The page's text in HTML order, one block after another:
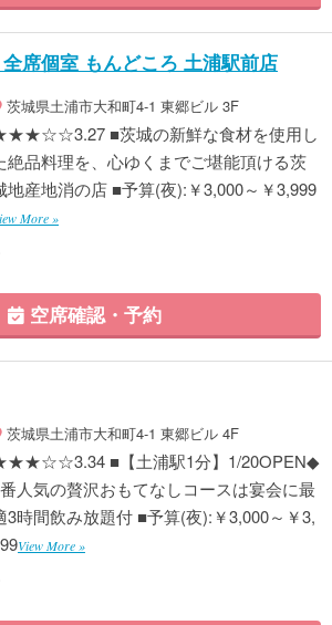
席個室 もんどころ 土浦駅前店
茨城県土浦市大和町4-1 東郷ビル 3F
■茨城の新鮮な食材を使用し
絶品料理を、心ゆくまでご堪能頂ける茨
地産地消の店 ■予算(夜):￥3,000～￥3,999
More »
空席確認・予約
茨城県土浦市大和町4-1 東郷ビル 4F
■【土浦駅1分】1/20OPEN◆
人気の贅沢おもてなしコースは宴会に最
3時間飲み放題付 ■予算(夜):￥3,000～￥3,
View More »